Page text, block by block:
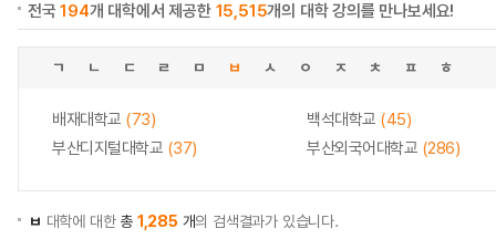
전국194개 대학에서 제공한 15,515개의 대학 강의를 만나보세요!
ㄱ ㄴ ㄷ ㄹ ㅁ ㅂ ㅅ ㅇ ㅈ ㅊ ㅍ ㅎ
배재대학교 (73) 백석대학교 (45)
부산디지털대학교 (37) 부산외국어대학교 (286)
ㅂ 대학에 대한총 1,285 개의 검색결과가 있습니다.